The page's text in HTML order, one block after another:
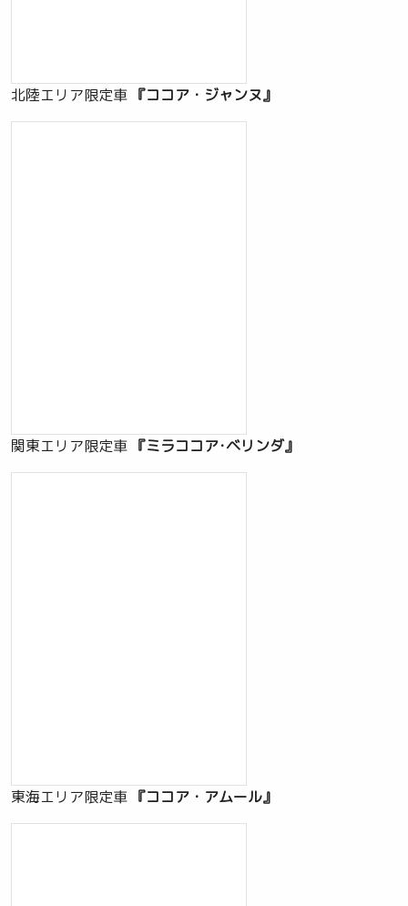
北陸エリア限定車 『ココア・ジャンヌ』
関東エリア限定車 『ミラココア･ベリンダ』
東海エリア限定車 『ココア・アムール』